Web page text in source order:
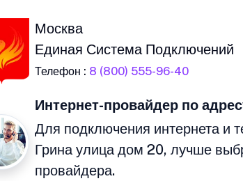
Москва
Единая Система Подключений
Телефон : 8 (800) 555-96-40
Интернет-провайдер по
Для подключения интернета и
Грина улица дом 20, лучше
провайдера.